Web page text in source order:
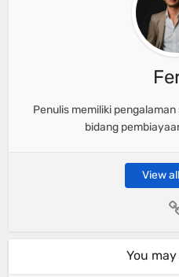
Penulis memiliki
bidang
View
You